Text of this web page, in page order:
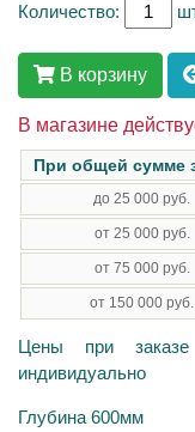
Количество:
В корзину
В магазине
При общей сумме
до 25 000 руб.
от 25 000 руб.
от 75 000 руб.
от 150 000 руб.
Цены при
индивидуально
Глубина 600мм